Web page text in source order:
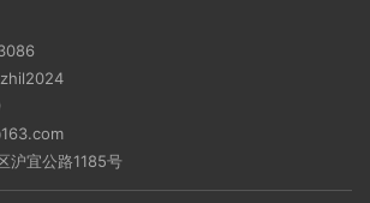
沪宜公路1185号